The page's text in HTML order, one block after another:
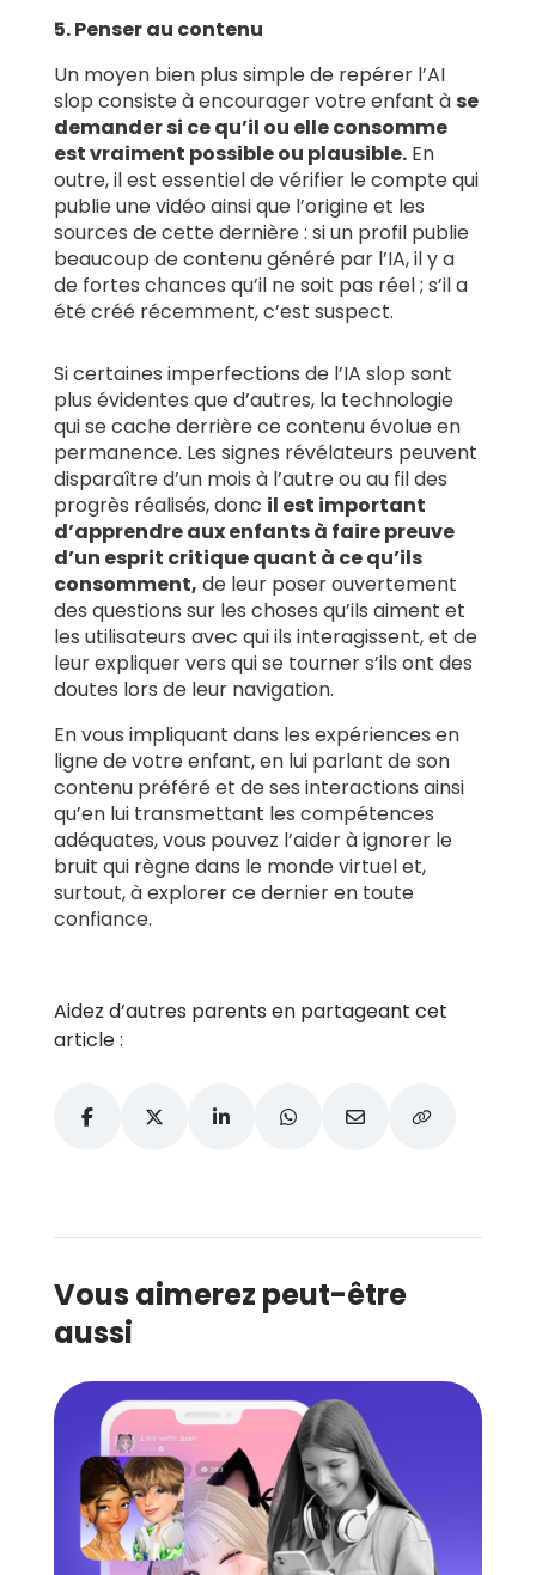
5.Penser au contenu
Un moyen bien plus simple de repérer l’AI
slop consiste à encourager votre enfant à se
demander si ce qu’il ou elle consomme
est vraiment possible ou plausible.En
outre, il est essentiel de vérifier le compte qui
publie une vidéo ainsi que l’origine et les
sources de cette dernière : si un profil publie
beaucoup de contenu généré par l’IA, il y a
de fortes chances qu’il ne soit pas réel ; s’il a
été créé récemment, c’est suspect.
Si certaines imperfections de l’IA slop sont
plus évidentes que d’autres, la technologie
qui se cache derrière ce contenu évolue en
permanence. Les signes révélateurs peuvent
disparaître d’un mois à l’autre ou au fil des
progrès réalisés, donc il est important
d’apprendre aux enfants à faire preuve
d’un esprit critique quant à ce qu’ils
consomment, de leur poser ouvertement
des questions sur les choses qu’ils aiment et
les utilisateurs avec qui ils interagissent, et de
leur expliquer vers qui se tourner s’ils ont des
doutes lors de leur navigation.
En vous impliquant dans les expériences en
ligne de votre enfant, en lui parlant de son
contenu préféré et de ses interactions ainsi
qu’en lui transmettant les compétences
adéquates, vous pouvez l’aider à ignorer le
bruit qui règne dans le monde virtuel et,
surtout, à explorer ce dernier en toute
confiance.
Aidez d’autres parents en partageant cet
article :
Vous aimerez peut-être
aussi